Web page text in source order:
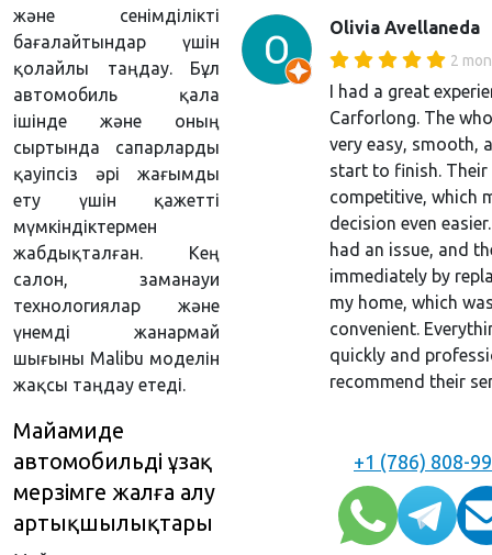
Olivia Avellaneda
2
I had a great
Carforlong. The
very easy, smooth,
start to finish. Their
competitive, which
decision even
had an issue, and
immediately by
my home, which
convenient.
quickly and
recommend their
+1 (786) 808-
және сенімділікті
бағалайтындар үшін
қолайлы таңдау. Бұл
автомобиль қала
ішінде және оның
сыртында сапарларды
қауіпсіз әрі жағымды
ету үшін қажетті
мүмкіндіктермен
жабдықталған. Кең
салон, заманауи
технологиялар және
үнемді жанармай
шығыны Malibu моделін
жақсы таңдау етеді.
Майамиде
автомобильді ұзақ
мерзімге жалға алу
артықшылықтары